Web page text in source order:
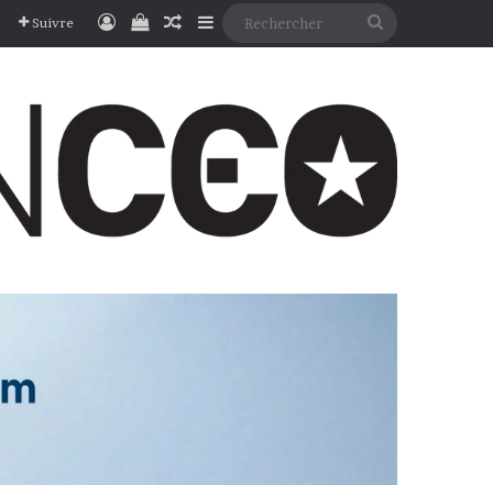
Suivre Connexion
Voir votre panier
Article Aléatoire
Sidebar (barre latérale)